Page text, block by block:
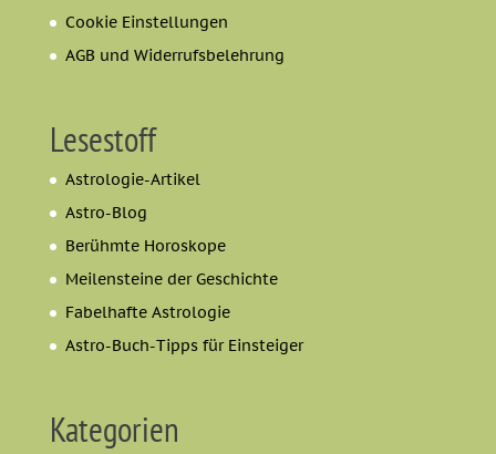
Cookie Einstellungen
AGB und Widerrufsbelehrung
Lesestoff
Astrologie-Artikel
Astro-Blog
Berühmte Horoskope
Meilensteine der Geschichte
Fabelhafte Astrologie
Astro-Buch-Tipps für Einsteiger
Kategorien